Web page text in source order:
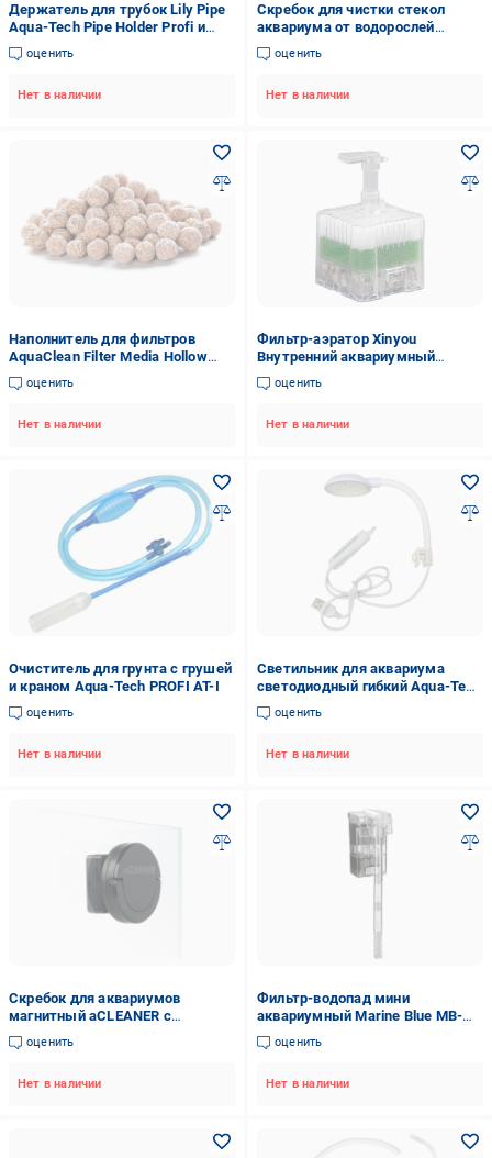
Держатель для трубок Lily Pipe
Aqua-Tech Pipe Holder Profi и
аквариумных шлангов (AT-APH)
оценить
Нет в наличии
Скребок для чистки стекол
аквариума от водорослей
Qanvee X-3 41-66 см (QNV-X3)
оценить
Нет в наличии
Наполнитель для фильтров
AquaClean Filter Media Hollow
(ZACH18)
оценить
Нет в наличии
Фильтр-аэратор Xinyou
Внутренний аквариумный
биологический аэрлифтный (XY-
2011)
оценить
Нет в наличии
Очиститель для грунта с грушей
и краном Aqua-Tech PROFI AT-I
оценить
Нет в наличии
Светильник для аквариума
светодиодный гибкий Aqua-Tech
Flexible Full LED 5W Белый (YC-
P001SW)
оценить
Нет в наличии
Скребок для аквариумов
магнитный aCLEANER с
толщиной стенки до 10 мм.
Black (8843)
оценить
Нет в наличии
Фильтр-водопад мини
аквариумный Marine Blue MB-
400 внешний навесной
(12099308)
оценить
Нет в наличии